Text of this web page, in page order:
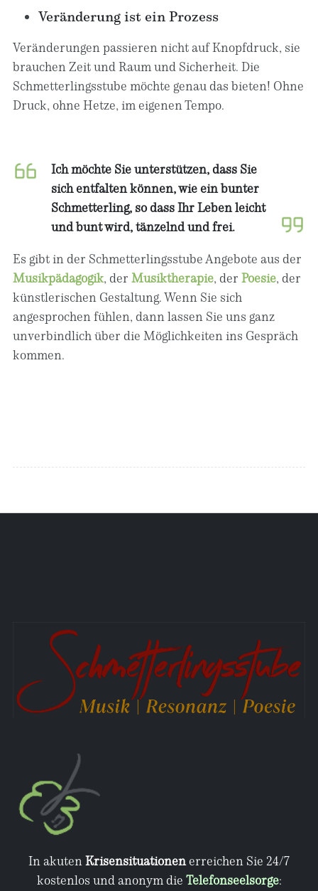
Veränderung ist ein Prozess
Veränderungen passieren nicht auf Knopfdruck, sie
brauchen Zeit und Raum und Sicherheit. Die
Schmetterlingsstube möchte genau das bieten! Ohne
Druck, ohne Hetze, im eigenen Tempo.
Ich möchte Sie unterstützen, dass Sie
sich entfalten können, wie ein bunter
Schmetterling, so dass Ihr Leben leicht
und bunt wird, tänzelnd und frei.
Es gibt in der Schmetterlingsstube Angebote aus der
Musikpädagogik, der Musiktherapie, der Poesie, der
künstlerischen Gestaltung. Wenn Sie sich
angesprochen fühlen, dann lassen Sie uns ganz
unverbindlich über die Möglichkeiten ins Gespräch
kommen.
In akutenKrisensituationenerreichen Sie 24/7
kostenlos und anonym die Telefonseelsorge: